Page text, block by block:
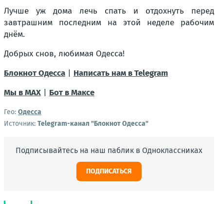
Лучше уж дома лечь спать и отдохнуть перед
завтрашним последним на этой неделе рабочим
днём.
Добрых снов, любимая Одесса!
Блокнот Одесса
Написать нам в Telegram
Мы в МАХ
Бот в Максе
Гео: Одесса
Источник: Telegram-канал "Блокнот Одесса"
Подписывайтесь на наш паблик в Одноклассниках
ПОДПИСАТЬСЯ